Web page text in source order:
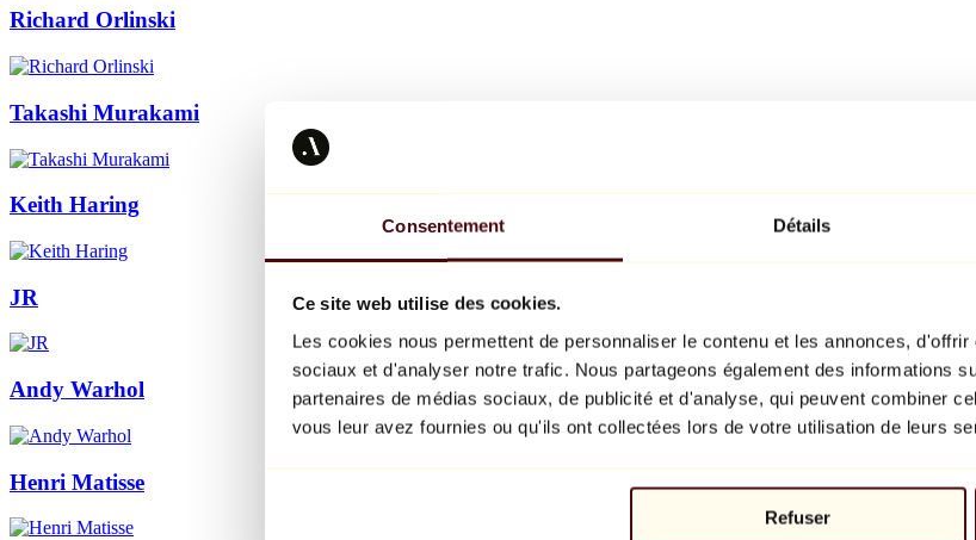
Consentement Détails
Ce site web utilise des cookies.
Les cookies nous permettent de personnaliser le contenu et les annonces,
sociaux et d'analyser notre trafic. Nous partageons également des informations
partenaires de médias sociaux, de publicité et d'analyse, qui peuvent combiner
vous leur avez fournies ou qu'ils ont collectées lors de votre utilisation de leurs
Refuser
Richard Orlinski
Takashi Murakami
Keith Haring
JR
Andy Warhol
Henri Matisse